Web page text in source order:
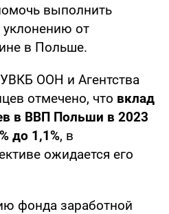
выполнить
от
в Польше.
ООН и Агентства
отмечено, что вклад
в ВВП Польши в 2023
до 1,1%, в
ожидается его
фонда заработной